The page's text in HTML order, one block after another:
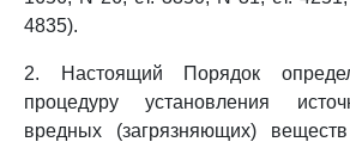
4835).
2. Настоящий Порядок
процедуру установления
вредных (загрязняющих)